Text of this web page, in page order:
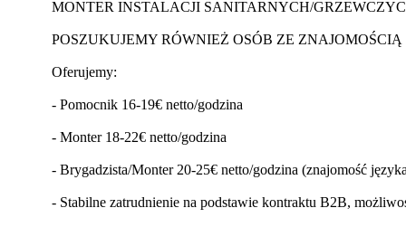
MONTER INSTALACJI SANITARNYCH/
POSZUKUJEMY RÓWNIEŻ OSÓB ZE
Oferujemy:
- Pomocnik 16-19€ netto/godzina
- Monter 18-22€ netto/godzina
- Brygadzista/Monter 20-25€ netto/godzina (znajomość
- Stabilne zatrudnienie na podstawie kontraktu B2B,